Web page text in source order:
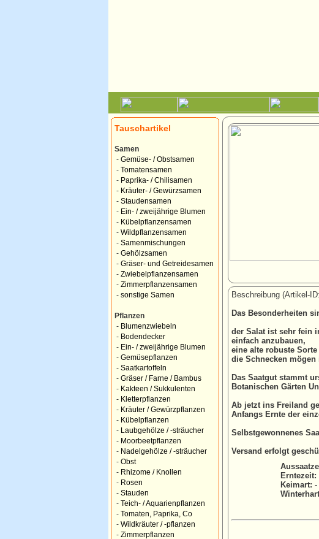
Tauschartikel
Samen
- Gemüse- / Obstsamen
- Tomatensamen
- Paprika- / Chilisamen
- Kräuter- / Gewürzsamen
- Staudensamen
- Ein- / zweijährige Blumen
- Kübelpflanzensamen
- Wildpflanzensamen
- Samenmischungen
- Gehölzsamen
- Gräser- und Getreidesamen
- Zwiebelpflanzensamen
- Zimmerpflanzensamen
- sonstige Samen
Pflanzen
- Blumenzwiebeln
- Bodendecker
- Ein- / zweijährige Blumen
- Gemüsepflanzen
- Saatkartoffeln
- Gräser / Farne / Bambus
- Kakteen / Sukkulenten
- Kletterpflanzen
- Kräuter / Gewürzpflanzen
- Kübelpflanzen
-
Laubgehölze / -sträucher
- Moorbeetpflanzen
- Nadelgehölze / -sträucher
- Obst
- Rhizome / Knollen
- Rosen
- Stauden
- Teich- / Aquarienpflanzen
- Tomaten, Paprika, Co
- Wildkräuter / -pflanzen
- Zimmerpflanzen
Beschreibung (Artikel-
Das Besonderheiten
der Salat ist sehr fein
einfach anzubauen,
eine alte robuste Sorte
die Schnecken
Das Saatgut stammt
Botanischen Gärten
Ab jetzt ins Freiland
Anfangs Ernte der
Selbstgewonnenes
Versand erfolgt
Erntezeit:
Keimart: -